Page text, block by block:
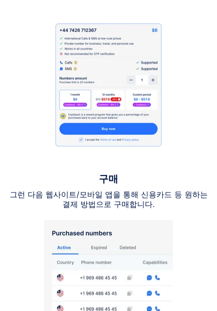
구매
그런 다음 웹사이트/모바일 앱을 통해 신용카드 등 원하는
결제 방법으로 구매합니다.